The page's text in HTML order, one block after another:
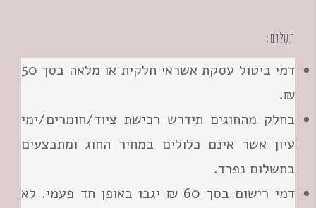
תשלום:
דמי ביטול עסקת אשראי חלקית או מלאה בסך 50
₪.
בחלק מהחוגים תידרש רכישת ציוד/חומרים/ימי
עיון אשר אינם כלולים במחיר החוג ומתבצעים
בתשלום נפרד.
דמי רישום בסך 60 ₪ יגבו באופן חד פעמי. לא